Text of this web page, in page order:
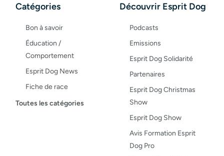
Catégories
Bon à savoir
Éducation /
Comportement
Esprit Dog News
Fiche de race
Maladies du chien
Toutes les catégories
Découvrir Esprit Dog
Podcasts
Emissions
Esprit Dog Solidarité
Partenaires
Esprit Dog Christmas
Show
Esprit Dog Show
Avis Formation Esprit
Dog Pro